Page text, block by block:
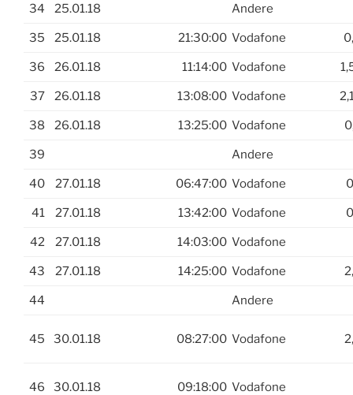
34 25.01.18 Andere
35 25.01.18 21:30:00 Vodafone
36 26.01.18 11:14:00 Vodafone
37 26.01.18 13:08:00 Vodafone
38 26.01.18 13:25:00 Vodafone
39 Andere
40 27.01.18 06:47:00 Vodafone
41 27.01.18 13:42:00 Vodafone
42 27.01.18 14:03:00 Vodafone
43 27.01.18 14:25:00 Vodafone
44 Andere
45 30.01.18 08:27:00 Vodafone
46 30.01.18 09:18:00 Vodafone